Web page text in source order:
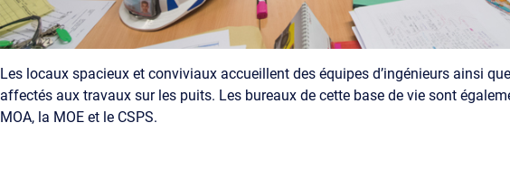
Les locaux spacieux et conviviaux accueillent des équipes d’ingénieurs ainsi
affectés aux travaux sur les puits. Les bureaux de cette base de vie sont
MOA, la MOE et le CSPS.